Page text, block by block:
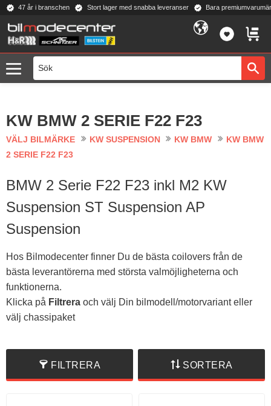
Meny
47 år i branschen Stort lager med snabba leveranser Bara
KW BMW 2 SERIE F22 F23
VÄLJ BILMÄRKE KW SUSPENSION KW BMW
KW BMW
2 SERIE F22 F23
BMW 2 Serie F22 F23 inkl M2 KW
Suspension ST Suspension AP
Suspension
Hos Bilmodecenter finner Du de bästa coilovers från de
bästa leverantörerna med största valmöjligheterna och
funktionerna.
Klicka på Filtrera och välj Din bilmodell/motorvariant eller
välj chassipaket
FILTRERA SORTERA